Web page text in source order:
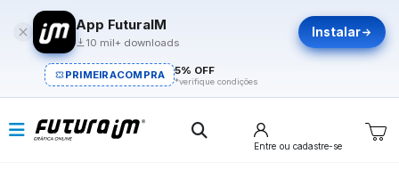
App FuturaIM
10 mil+ downloads
Instalar
PRIMEIRACOMPRA 5% OFF
*verifique condições
Entre ou cadastre-se